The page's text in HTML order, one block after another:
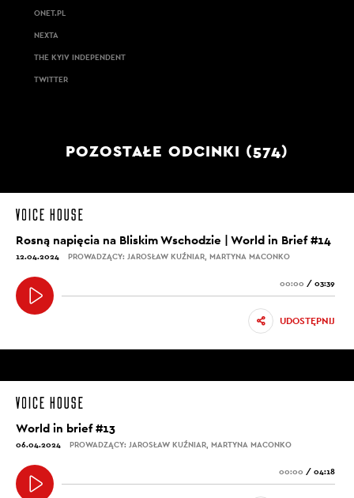
ONET.PL
NEXTA
THE KYIV INDEPENDENT
TWITTER
POZOSTAŁE ODCINKI (574)
Rosną napięcia na Bliskim Wschodzie | World in Brief #14
12.04.2024 PROWADZĄCY: JAROSŁAW KUŹNIAR, MARTYNA MACONKO
00:00 / 03:39
UDOSTĘPNIJ
World in brief #13
06.04.2024 PROWADZĄCY: JAROSŁAW KUŹNIAR, MARTYNA MACONKO
00:00 / 04:18